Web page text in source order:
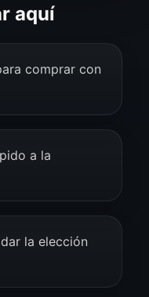
aquí
comprar con
a la
la elección